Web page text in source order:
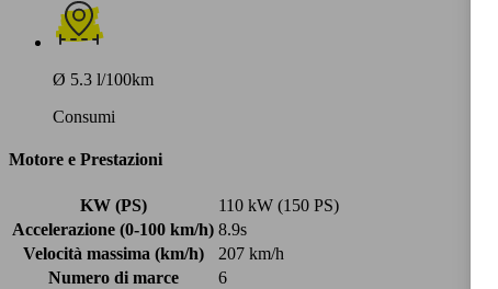
Ø 5.3 l/100km
Consumi
Motore e Prestazioni
KW (PS)
110 kW (150 PS)
Accelerazione (0-100 km/h) 8.9s
Velocità massima (km/h)
207 km/h
Numero di marce
6